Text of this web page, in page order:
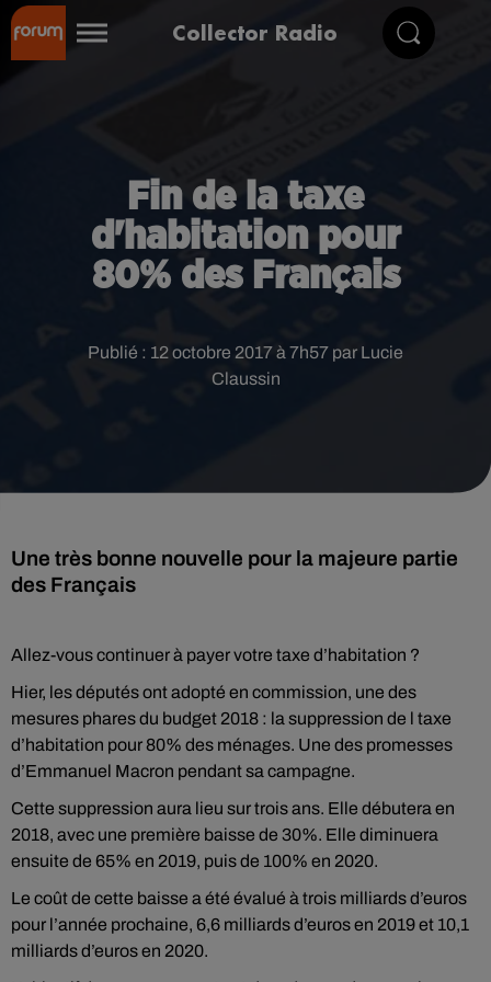
Collector Radio
Fin de la taxe
d'habitation pour
80% des Français
Publié : 12 octobre 2017 à 7h57 par Lucie
Claussin
Une très bonne nouvelle pour la majeure partie
des Français
Allez-vous continuer à payer votre taxe d’habitation ?
Hier, les députés ont adopté en commission, une des
mesures phares du budget 2018 : la suppression de l taxe
d’habitation pour 80% des ménages. Une des promesses
d’Emmanuel Macron pendant sa campagne.
Cette suppression aura lieu sur trois ans. Elle débutera en
2018, avec une première baisse de 30%. Elle diminuera
ensuite de 65% en 2019, puis de 100% en 2020.
Le coût de cette baisse a été évalué à trois milliards d’euros
pour l’année prochaine, 6,6 milliards d’euros en 2019 et 10,1
milliards d’euros en 2020.